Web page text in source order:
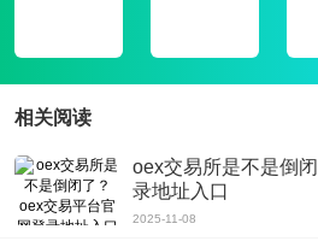
相关阅读
oex交易所是不是倒
录地址入口
2025-11-08